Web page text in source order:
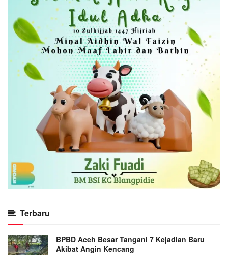
Terbaru
BPBD Aceh Besar Tangani 7 Kejadian Baru
Akibat Angin Kencang